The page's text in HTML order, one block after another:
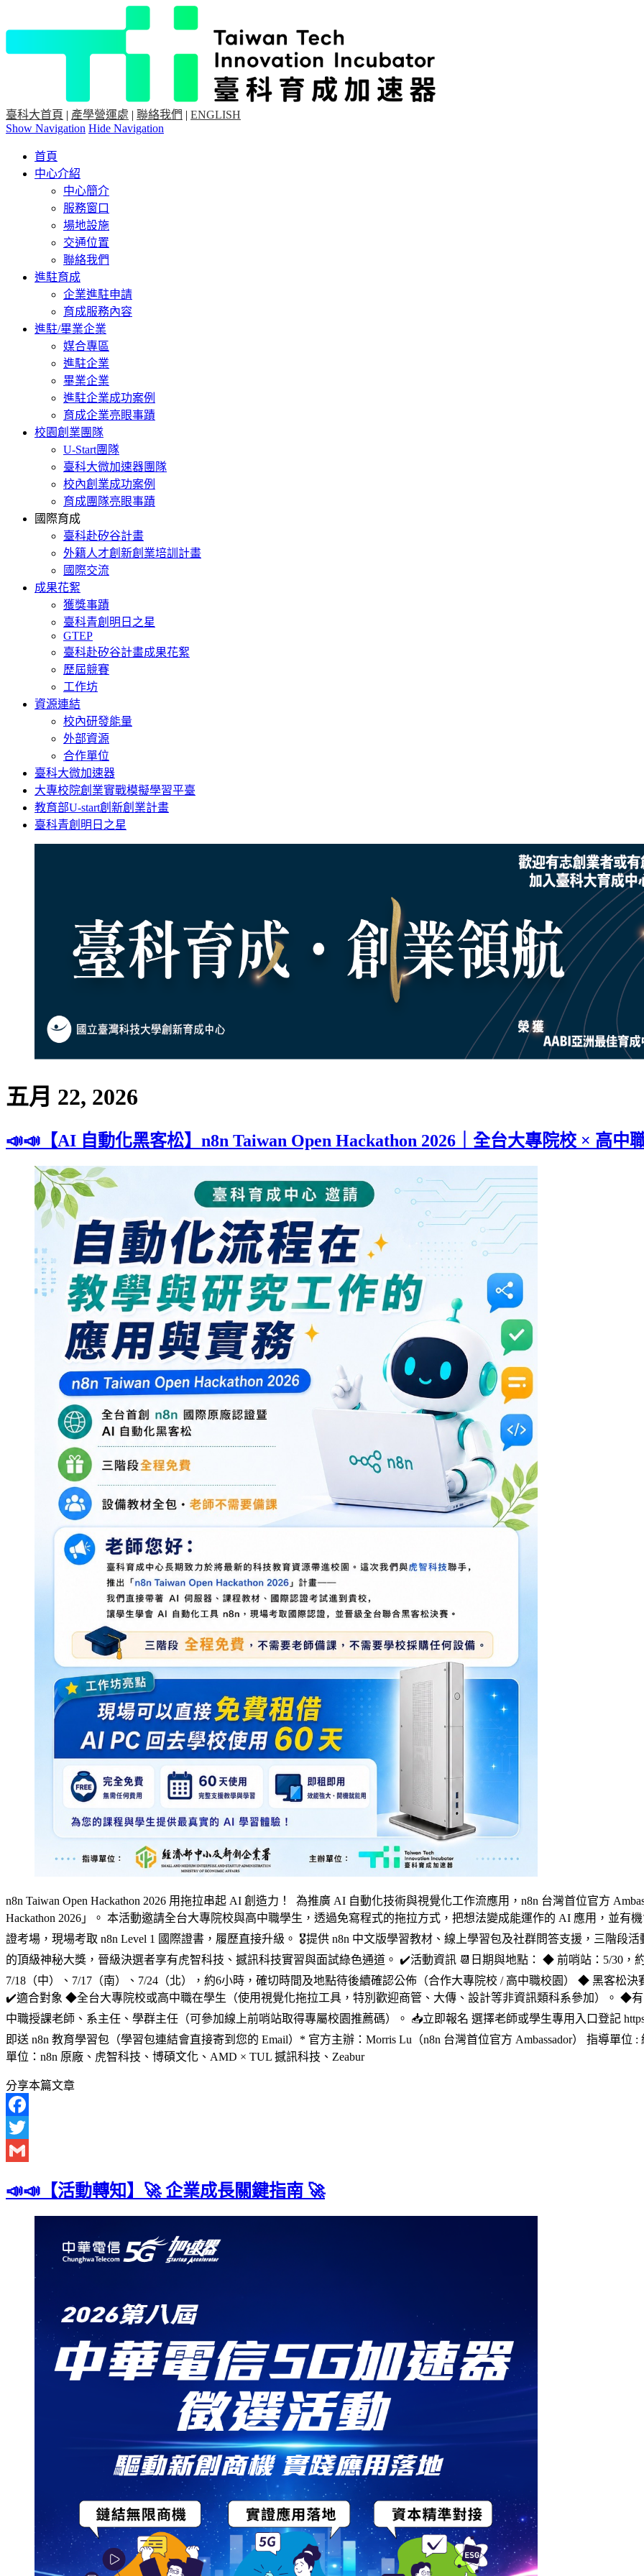
臺科大首頁 | 產學營運處 | 聯絡我們 | ENGLISH
Show Navigation Hide Navigation
首頁
中心介紹
中心簡介
服務窗口
場地設施
交通位置
聯絡我們
進駐育成
企業進駐申請
育成服務內容
進駐/畢業企業
媒合專區
進駐企業
畢業企業
進駐企業成功案例
育成企業亮眼事蹟
校園創業團隊
U-Start團隊
臺科大微加速器團隊
校內創業成功案例
育成團隊亮眼事蹟
國際育成
臺科赴矽谷計畫
外籍人才創新創業培訓計畫
國際交流
成果花絮
獲獎事蹟
臺科青創明日之星
GTEP
臺科赴矽谷計畫成果花絮
歷屆競賽
工作坊
資源連結
校內研發能量
外部資源
合作單位
臺科大微加速器
大專校院創業實戰模擬學習平臺
教育部U-start創新創業計畫
臺科青創明日之星
五月 22, 2026
📣📣【AI 自動化黑客松】n8n Taiwan Open Hackathon 2026｜全台大專院校 × 高中
n8n Taiwan Open Hackathon 2026 用拖拉串起 AI 創造力！ 為推廣 AI 自動化技術與視覺化工作流應用，n8n 台灣首位官方
Hackathon 2026」。 本活動邀請全台大專院校與高中職學生，透過免寫程式的拖拉方式，把想法變成能運作的 AI 應用，並
證考場，現場考取 n8n Level 1 國際證書，履歷直接升級。 🎖️提供 n8n 中文版學習教材、線上學習包及社群問答支援，三階段
的頂級神秘大獎，晉級決選者享有虎智科技、撼訊科技實習與面試綠色通道。 ✔️活動資訊 📆日期與地點： ◆ 前哨站：5/30，
7/18（中）、7/17（南）、7/24（北），約6小時，確切時間及地點待後續確認公佈（合作大專院校 / 高中職校園） ◆ 黑客松決
✔️適合對象 ◆全台大專院校或高中職在學生（使用視覺化拖拉工具，特別歡迎商管、大傳、設計等非資訊類科系參加）。 ◆
中職授課老師、系主任、學群主任（可參加線上前哨站取得專屬校園推薦碼）。 📥立即報名 選擇老師或學生專用入口登記
即送 n8n 教育學習包（學習包連結會直接寄到您的 Email）* 官方主辦：Morris Lu（n8n 台灣首位官方 Ambassador） 指導單
單位：n8n 原廠、虎智科技、博碩文化、AMD × TUL 撼訊科技、Zeabur
分享本篇文章
Facebook
Twitter
📣📣【活動轉知】🚀 企業成長關鍵指南 🚀